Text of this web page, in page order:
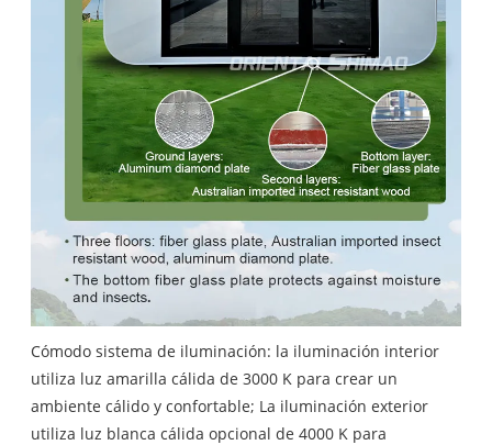
Cómodo sistema de iluminación: la iluminación interior
utiliza luz amarilla cálida de 3000 K para crear un
ambiente cálido y confortable; La iluminación exterior
utiliza luz blanca cálida opcional de 4000 K para